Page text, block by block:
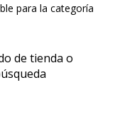
para la categoría
de tienda o